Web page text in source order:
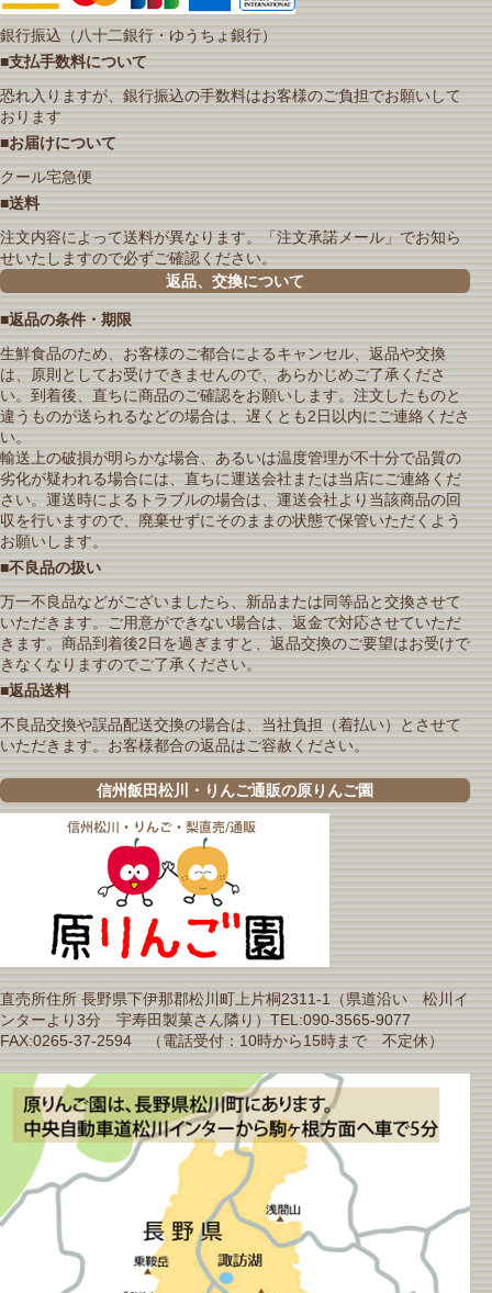
銀行振込（八十二銀行・ゆうちょ銀行）
■支払手数料について
恐れ入りますが、銀行振込の手数料はお客様のご負担でお願いして
おります
■お届けについて
クール宅急便
■送料
注文内容によって送料が異なります。「注文承諾メール」でお知ら
せいたしますので必ずご確認ください。
返品、交換について
■返品の条件・期限
生鮮食品のため、お客様のご都合によるキャンセル、返品や交換
は、原則としてお受けできませんので、あらかじめご了承くださ
い。到着後、直ちに商品のご確認をお願いします。注文したものと
違うものが送られるなどの場合は、遅くとも2日以内にご連絡くださ
い。
輸送上の破損が明らかな場合、あるいは温度管理が不十分で品質の
劣化が疑われる場合には、直ちに運送会社または当店にご連絡くだ
さい。運送時によるトラブルの場合は、運送会社より当該商品の回
収を行いますので、廃棄せずにそのままの状態で保管いただくよう
お願いします。
■不良品の扱い
万一不良品などがございましたら、新品または同等品と交換させて
いただきます。ご用意ができない場合は、返金で対応させていただ
きます。商品到着後2日を過ぎますと、返品交換のご要望はお受けで
きなくなりますのでご了承ください。
■返品送料
不良品交換や誤品配送交換の場合は、当社負担（着払い）とさせて
いただきます。お客様都合の返品はご容赦ください。
信州飯田松川・りんご通販の原りんご園
直売所住所 長野県下伊那郡松川町上片桐2311-1（県道沿い 松川イ
ンターより3分 宇寿田製菓さん隣り）TEL:090-3565-9077
FAX:0265-37-2594 （電話受付：10時から15時まで 不定休）